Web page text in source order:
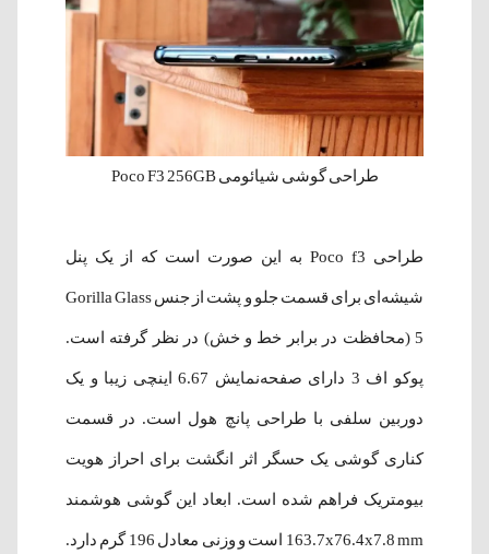
طراحی گوشی شیائومی Poco F3 256GB
طراحی Poco f3 به این صورت است که از یک پنل
شیشه‌ای برای قسمت جلو و پشت از جنس Gorilla Glass
5 (محافظت در برابر خط و خش) در نظر گرفته است.
پوکو اف 3 دارای صفحه‌نمایش 6.67 اینچی زیبا و یک
دوربین سلفی با طراحی پانچ هول است. در قسمت
کناری گوشی یک حسگر اثر انگشت برای احراز هویت
بیومتریک فراهم شده‌ است. ابعاد این گوشی هوشمند
163.7x76.4x7.8 mm است و وزنی معادل 196 گرم دارد.